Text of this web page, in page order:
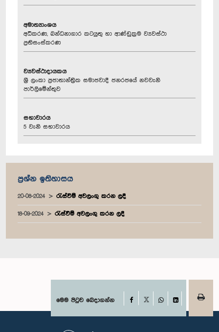
අමාත්‍යාංශය
අධිකරණ, බන්ධනාගාර කටයුතු හා ආණ්ඩුක්‍රම ව්‍යවස්ථා
ප්‍රතිසංස්කරණ
ව්‍යවස්ථාදායකය
ශ්‍රී ලංකා ප්‍රජාතාන්ත්‍රික සමාජවාදී ජනරජයේ නවවැනි
පාර්ලිමේන්තුව
සභාවාරය
5 වැනි සභාවාරය
ප්‍රශ්න ඉතිහාසය
20-08-2024 රැස්වීම් අවලංගු කරන ලදී
18-09-2024 රැස්වීම් අවලංගු කරන ලදී
මෙම පිටුව බෙදාගන්න Facebook
WhatsAppLinkedIn